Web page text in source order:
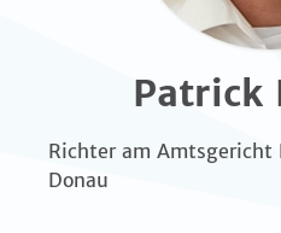
Patrick
Richter am
Donau